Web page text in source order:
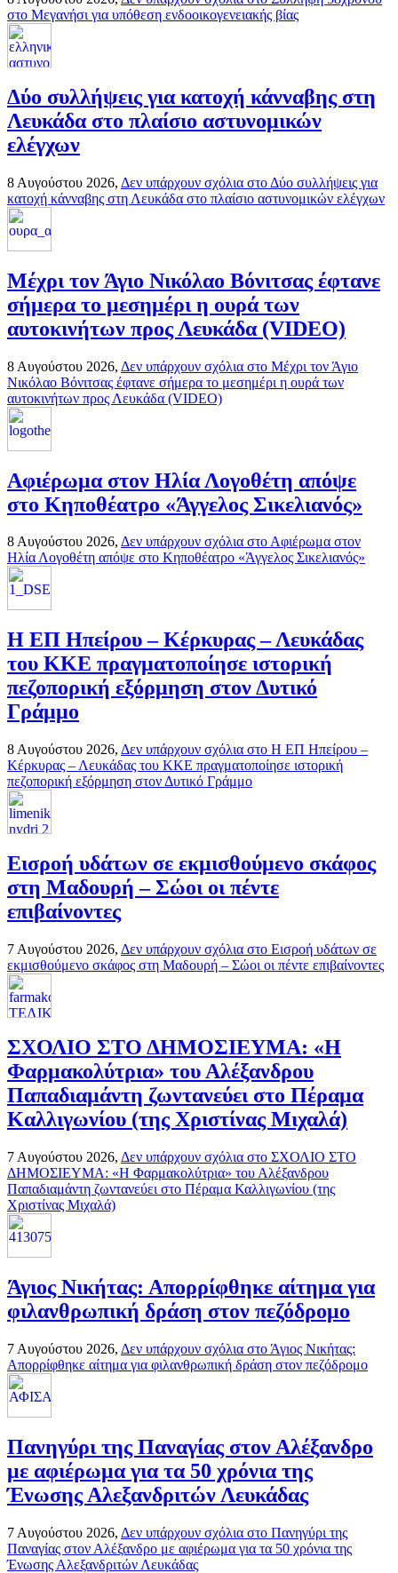
στο Μεγανήσι για υπόθεση ενδοοικογενειακής βίας
Δύο συλλήψεις για κατοχή κάνναβης στη
Λευκάδα στο πλαίσιο αστυνομικών
ελέγχων
8 Αυγούστου 2026, Δεν υπάρχουν σχόλια στο Δύο συλλήψεις για
κατοχή κάνναβης στη Λευκάδα στο πλαίσιο αστυνομικών ελέγχων
Mέχρι τον Άγιο Νικόλαο Βόνιτσας έφτανε
σήμερα το μεσημέρι η ουρά των
αυτοκινήτων προς Λευκάδα (VIDEO)
8 Αυγούστου 2026, Δεν υπάρχουν σχόλια στο Mέχρι τον Άγιο
Νικόλαο Βόνιτσας έφτανε σήμερα το μεσημέρι η ουρά των
αυτοκινήτων προς Λευκάδα (VIDEO)
Αφιέρωμα στον Ηλία Λογοθέτη απόψε
στο Κηποθέατρο «Άγγελος Σικελιανός»
8 Αυγούστου 2026, Δεν υπάρχουν σχόλια στο Αφιέρωμα στον
Ηλία Λογοθέτη απόψε στο Κηποθέατρο «Άγγελος Σικελιανός»
Η ΕΠ Ηπείρου – Κέρκυρας – Λευκάδας
του ΚΚΕ πραγματοποίησε ιστορική
πεζοπορική εξόρμηση στον Δυτικό
Γράμμο
8 Αυγούστου 2026, Δεν υπάρχουν σχόλια στο Η ΕΠ Ηπείρου –
Κέρκυρας – Λευκάδας του ΚΚΕ πραγματοποίησε ιστορική
πεζοπορική εξόρμηση στον Δυτικό Γράμμο
Εισροή υδάτων σε εκμισθούμενο σκάφος
στη Μαδουρή – Σώοι οι πέντε
επιβαίνοντες
7 Αυγούστου 2026, Δεν υπάρχουν σχόλια στο Εισροή υδάτων σε
εκμισθούμενο σκάφος στη Μαδουρή – Σώοι οι πέντε επιβαίνοντες
ΣΧΟΛΙΟ ΣΤΟ ΔΗΜΟΣΙΕΥΜΑ: «Η
Φαρμακολύτρια» του Αλέξανδρου
Παπαδιαμάντη ζωντανεύει στο Πέραμα
Καλλιγωνίου (της Χριστίνας Μιχαλά)
7 Αυγούστου 2026, Δεν υπάρχουν σχόλια στο ΣΧΟΛΙΟ ΣΤΟ
ΔΗΜΟΣΙΕΥΜΑ: «Η Φαρμακολύτρια» του Αλέξανδρου
Παπαδιαμάντη ζωντανεύει στο Πέραμα Καλλιγωνίου (της
Χριστίνας Μιχαλά)
Άγιος Νικήτας: Απορρίφθηκε αίτημα για
φιλανθρωπική δράση στον πεζόδρομο
7 Αυγούστου 2026, Δεν υπάρχουν σχόλια στο Άγιος Νικήτας:
Απορρίφθηκε αίτημα για φιλανθρωπική δράση στον πεζόδρομο
Πανηγύρι της Παναγίας στον Αλέξανδρο
με αφιέρωμα για τα 50 χρόνια της
Ένωσης Αλεξανδριτών Λευκάδας
7 Αυγούστου 2026, Δεν υπάρχουν σχόλια στο Πανηγύρι της
Παναγίας στον Αλέξανδρο με αφιέρωμα για τα 50 χρόνια της
Ένωσης Αλεξανδριτών Λευκάδας